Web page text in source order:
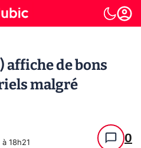
affiche de bons
malgré
18h21 0